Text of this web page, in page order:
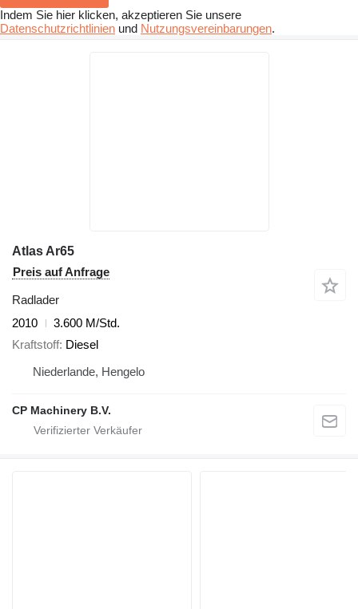
Indem Sie hier klicken, akzeptieren Sie unsere
Datenschutzrichtlinien und Nutzungsvereinbarungen.
Atlas Ar65
Preis auf Anfrage
Radlader
2010
3.600 M/Std.
Kraftstoff Diesel
Niederlande, Hengelo
CP Machinery B.V.